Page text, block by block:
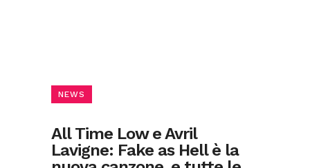
NEWS
All Time Low e Avril
Lavigne: Fake as Hell è la